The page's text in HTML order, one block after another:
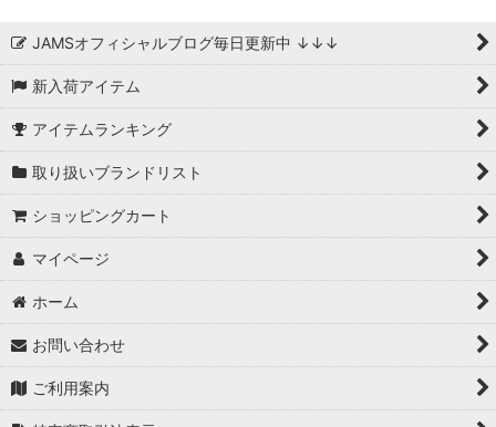
JAMSオフィシャルブログ毎日更新中 ↓↓↓
新入荷アイテム
アイテムランキング
取り扱いブランドリスト
ショッピングカート
マイページ
ホーム
お問い合わせ
ご利用案内